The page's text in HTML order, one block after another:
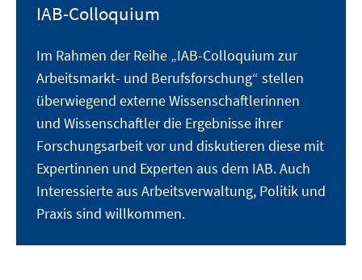
IAB-Colloquium
Im Rahmen der Reihe „IAB-Colloquium zur
Arbeitsmarkt- und Berufsforschung“ stellen
überwiegend externe Wissenschaftlerinnen
und Wissenschaftler die Ergebnisse ihrer
Forschungsarbeit vor und diskutieren diese mit
Expertinnen und Experten aus dem IAB. Auch
Interessierte aus Arbeitsverwaltung, Politik und
Praxis sind willkommen.